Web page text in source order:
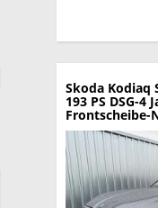
Skoda Kodiaq
193 PS DSG-4
Frontscheibe-